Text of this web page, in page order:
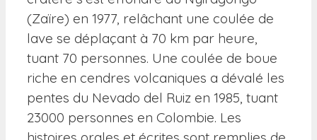
(Zaïre) en 1977, relâchant une coulée de
lave se déplaçant à 70 km par heure,
tuant 70 personnes. Une coulée de boue
riche en cendres volcaniques a dévalé les
pentes du Nevado del Ruiz en 1985, tuant
23000 personnes en Colombie. Les